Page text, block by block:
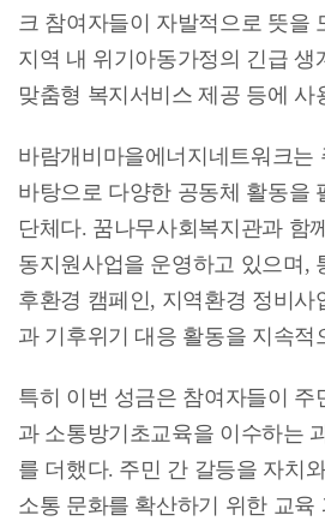
크 참여자들이 자발적으로 뜻을
지역 내 위기아동가정의 긴급 생
맞춤형 복지서비스 제공 등에 사
바람개비마을에너지네트워크는
바탕으로 다양한 공동체 활동을
단체다. 꿈나무사회복지관과 함
동지원사업을 운영하고 있으며,
후환경 캠페인, 지역환경 정비사
과 기후위기 대응 활동을 지속적
특히 이번 성금은 참여자들이 주
과 소통방기초교육을 이수하는
를 더했다. 주민 간 갈등을 자치
소통 문화를 확산하기 위한 교육